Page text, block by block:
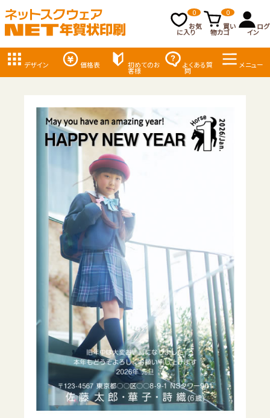
お気
に入り
0
買い
物カゴ
0
ログ
イン
デザイン 価格表 初めてのお
客様
よくある質
問
メニュー